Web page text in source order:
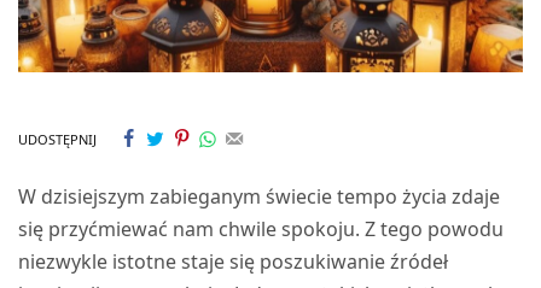
UDOSTĘPNIJ
W dzisiejszym zabieganym świecie tempo życia zdaje
się przyćmiewać nam chwile spokoju. Z tego powodu
niezwykle istotne staje się poszukiwanie źródeł